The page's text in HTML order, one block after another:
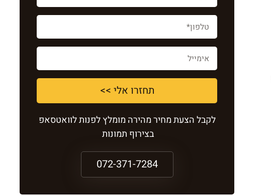
תחזרו אלי >>
לקבל הצעת מחיר מהירה מומלץ לפנות לוואטסאפ
בצירוף תמונות
072-371-7284